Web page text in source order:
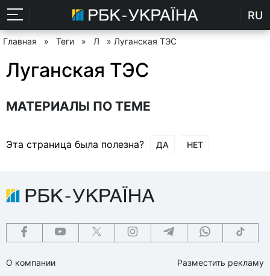
RU
Главная » Теги » Л » Луганская ТЭС
Луганская ТЭС
МАТЕРИАЛЫ ПО ТЕМЕ
Эта страница была полезна? ДА НЕТ
О компании
Разместить рекламу